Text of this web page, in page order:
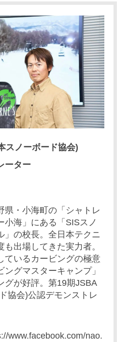
スノーボード協会)
ーター
県・小海町の「シャトレ
小海」にある「SISスノ
」の校長。全日本テクニ
も出場してきた実力者。
ているカービングの極意
ングマスターキャンプ」
グが好評。第19期JSBA
協会)公認デモンストレ
www.facebook.com/nao.